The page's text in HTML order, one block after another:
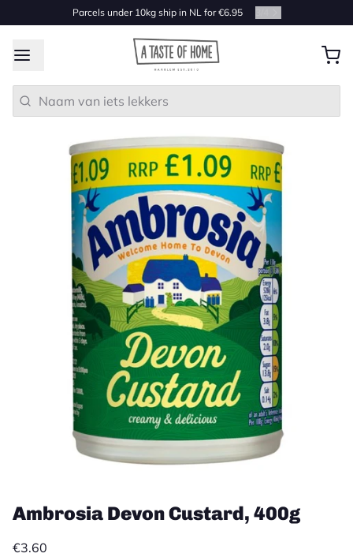
Parcels under 10kg ship in NL for €6.95
Ambrosia Devon Custard, 400g
€3.60